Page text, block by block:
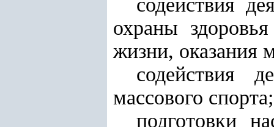
содействия
охраны
жизни, оказания
содействия
массового спорта;
подготовки